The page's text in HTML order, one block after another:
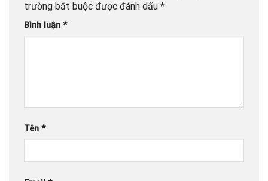
trường bắt buộc được đánh dấu *
Bình luận *
Tên *